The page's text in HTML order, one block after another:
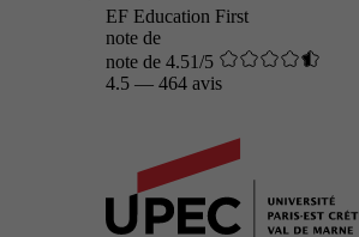
EF Education First
note de
note de 4.51/5
4.5 — 464 avis